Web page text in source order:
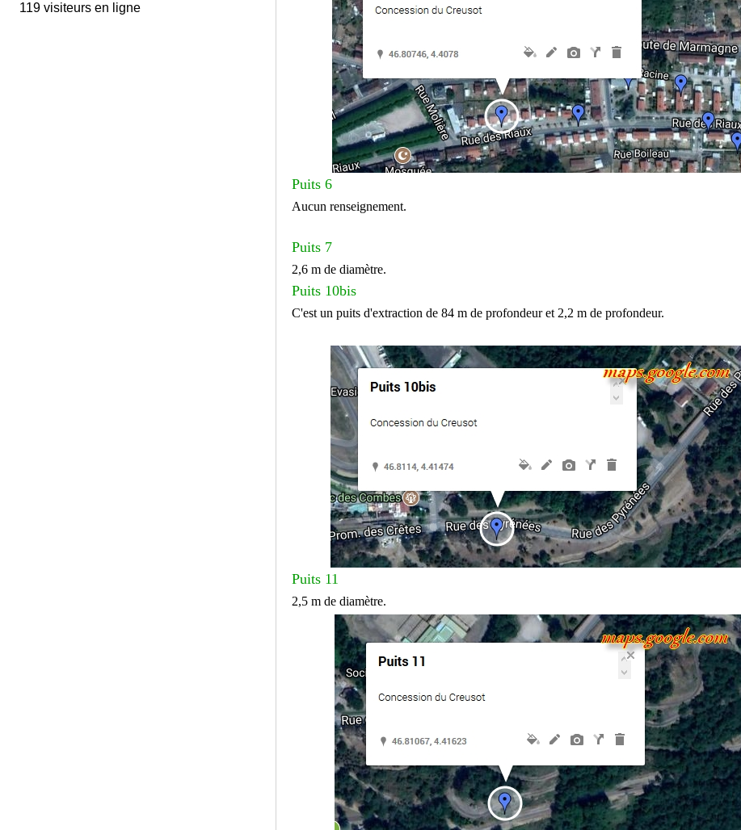
119 visiteurs en ligne
Puits 6
Aucun renseignement.
Puits 7
2,6 m de diamètre.
Puits 10bis
C'est un puits d'extraction de 84 m de profondeur et 2,2 m de profondeur.
Puits 11
2,5 m de diamètre.